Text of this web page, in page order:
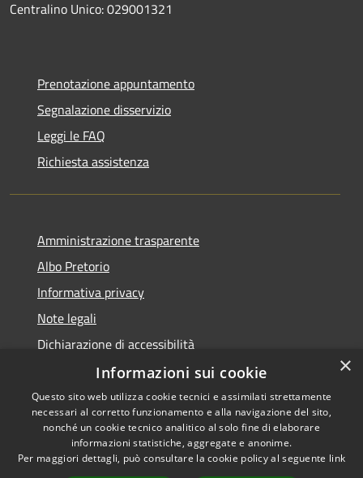
Centralino Unico: 029001321
Prenotazione appuntamento
Segnalazione disservizio
Leggi le FAQ
Richiesta assistenza
Amministrazione trasparente
Albo Pretorio
Informativa privacy
Note legali
Dichiarazione di accessibilità
Accessibilità
Privacy
×
Informazioni sui cookie
Questo sito web utilizza cookie tecnici e assimilati strettamente
necessari al corretto funzionamento e alla navigazione del sito,
nonché un cookie tecnico analitico al solo fine di elaborare
informazioni statistiche, aggregate e anonime.
Per maggiori dettagli, può consultare la cookie policy al seguente link